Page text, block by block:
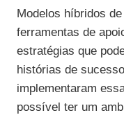
Modelos híbridos
ferramentas de
estratégias que
histórias de
implementaram
possível ter um